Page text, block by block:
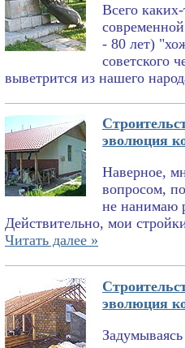
Всего
- 80 лет)
советского
выветрится из нашего
эволюция
Наверное,
вопросом,
не нанимаю
Действительно, мои
Читать далее »
эволюция
Задумываясь